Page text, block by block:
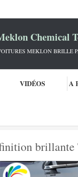
Chemical
MEKLON BRILLE
VIDÉOS A